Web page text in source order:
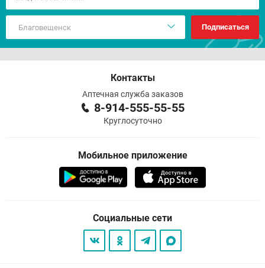
Подписаться
Контакты
Аптечная служба заказов
8-914-555-55-55
Круглосуточно
Мобильное приложение
Социальные сети